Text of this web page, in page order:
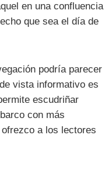
en una confluencia
que sea el día de
podría parecer
vista informativo es
escudriñar
con más
a los lectores